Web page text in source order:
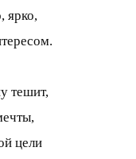
ярко,
тешит,
цели